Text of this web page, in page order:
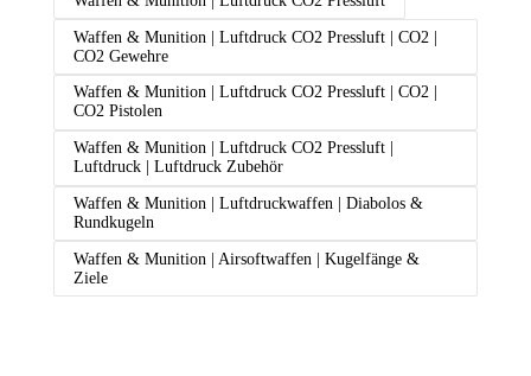
Waffen & Munition | Luftdruck CO2 Pressluft | CO2 |
CO2 Gewehre
Waffen & Munition | Luftdruck CO2 Pressluft | CO2 |
CO2 Pistolen
Waffen & Munition | Luftdruck CO2 Pressluft |
Luftdruck | Luftdruck Zubehör
Waffen & Munition | Luftdruckwaffen | Diabolos &
Rundkugeln
Waffen & Munition | Airsoftwaffen | Kugelfänge &
Ziele